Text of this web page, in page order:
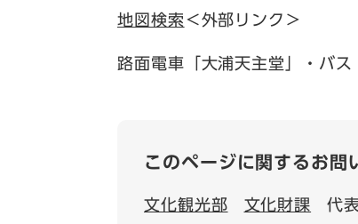
地図検索 ＜外部リンク＞
路面電車「大浦天主堂」・バ
このページに関するお問
文化観光部 文化財課 代